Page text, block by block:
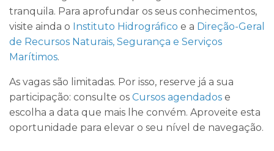
tranquila. Para aprofundar os seus conhecimentos,
visite ainda o Instituto Hidrográfico e a Direção-Geral
de Recursos Naturais, Segurança e Serviços
Marítimos.
As vagas são limitadas. Por isso, reserve já a sua
participação: consulte os Cursos agendados e
escolha a data que mais lhe convém. Aproveite esta
oportunidade para elevar o seu nível de navegação.